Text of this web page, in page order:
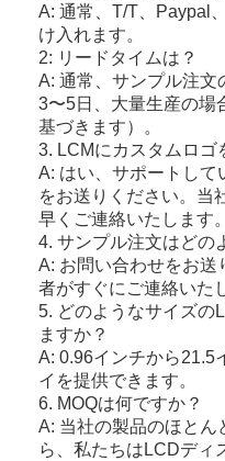
A: 通常、T/T、Paypal
け入れます。
2: リードタイムは？
A: 通常、サンプル注文
3〜5日、大量生産の場
基づきます）。
3. LCMにカスタムロゴ
A: はい、サポートして
をお送りください。当
早くご連絡いたします。
4. サンプル注文はどの
A: お問い合わせをお送
者がすぐにご連絡いた
5. どのようなサイズの
ますか？
A: 0.96インチから21.5
イを提供できます。
6. MOQは何ですか？
A: 当社の製品のほとん
ら、私たちはLCDディ